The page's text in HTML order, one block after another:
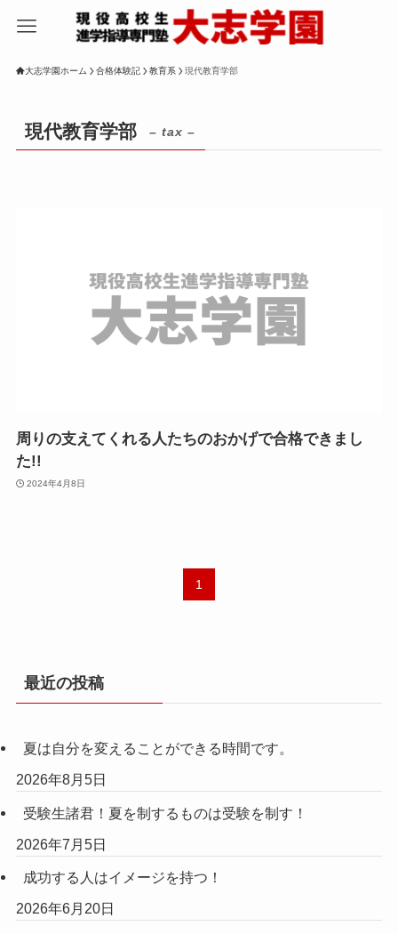
大志学園ホーム 合格体験記 教育系 現代教育学部
現代教育学部 – tax –
周りの支えてくれる人たちのおかげで合格できまし
た!!
2024年4月8日
1
最近の投稿
夏は自分を変えることができる時間です。
2026年8月5日
受験生諸君！夏を制するものは受験を制す！
2026年7月5日
成功する人はイメージを持つ！
2026年6月20日